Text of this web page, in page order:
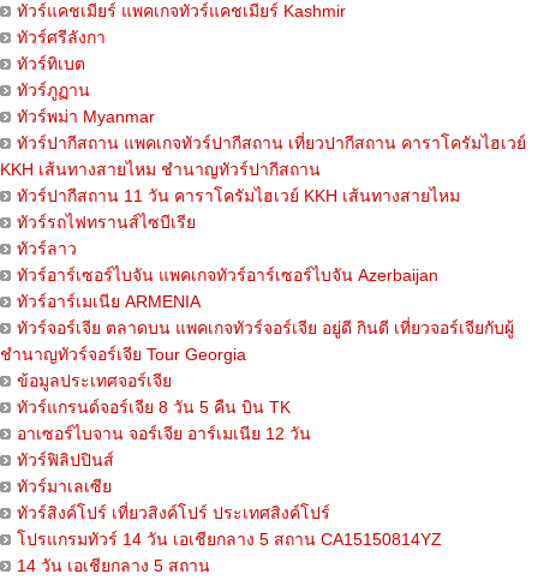
ทัวร์แคชเมียร์ แพคเกจทัวร์แคชเมียร์ Kashmir
ทัวร์ศรีลังกา
ทัวร์ทิเบต
ทัวร์ภูฏาน
ทัวร์พม่า Myanmar
ทัวร์ปากีสถาน แพคเกจทัวร์ปากีสถาน เที่ยวปากีสถาน คาราโครัมไฮเวย์
KKH เส้นทางสายไหม ชำนาญทัวร์ปากีสถาน
ทัวร์ปากีสถาน 11 วัน คาราโครัมไฮเวย์ KKH เส้นทางสายไหม
ทัวร์รถไฟทรานส์ไซบีเรีย
ทัวร์ลาว
ทัวร์อาร์เซอร์ไบจัน แพคเกจทัวร์อาร์เซอร์ไบจัน Azerbaijan
ทัวร์อาร์เมเนีย ARMENIA
ทัวร์จอร์เจีย ตลาดบน แพคเกจทัวร์จอร์เจีย อยู่ดี กินดี เที่ยวจอร์เจียกับผู้
ชำนาญทัวร์จอร์เจีย Tour Georgia
ข้อมูลประเทศจอร์เจีย
ทัวร์แกรนด์จอร์เจีย 8 วัน 5 คืน บิน TK
อาเซอร์ไบจาน จอร์เจีย อาร์เมเนีย 12 วัน
ทัวร์ฟิลิปปินส์
ทัวร์มาเลเซีย
ทัวร์สิงค์โปร์ เที่ยวสิงค์โปร์ ประเทศสิงค์โปร์
โปรแกรมทัวร์ 14 วัน เอเชียกลาง 5 สถาน CA15150814YZ
14 วัน เอเชียกลาง 5 สถาน